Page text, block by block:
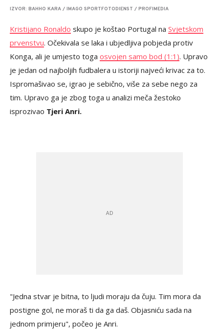
IZVOR: BAHHO KARA / IMAGO SPORTFOTODIENST / PROFIMEDIA
Kristijano Ronaldo skupo je koštao Portugal na Svjetskom
prvenstvu. Očekivala se laka i ubjedljiva pobjeda protiv
Konga, ali je umjesto toga osvojen samo bod (1:1). Upravo
je jedan od najboljih fudbalera u istoriji najveći krivac za to.
Ispromašivao se, igrao je sebično, više za sebe nego za
tim. Upravo ga je zbog toga u analizi meča žestoko
isprozivao Tjeri Anri.
"Jedna stvar je bitna, to ljudi moraju da čuju. Tim mora da
postigne gol, ne moraš ti da ga daš. Objasniću sada na
jednom primjeru", počeo je Anri.